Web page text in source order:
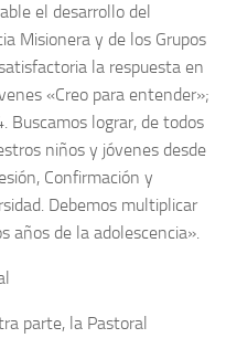
el desarrollo del
Misionera y de los Grupos
la respuesta en
«Creo para entender»;
Buscamos lograr, de todos
niños y jóvenes desde
Confirmación y
Debemos multiplicar
años de la adolescencia».
parte, la Pastoral